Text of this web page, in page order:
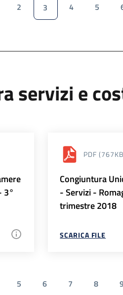
2 3 4 5
servizi e
3°
PDF
Congiuntura
- Servizi -
trimestre 2018
SCARICA FILE
5 6 7 8